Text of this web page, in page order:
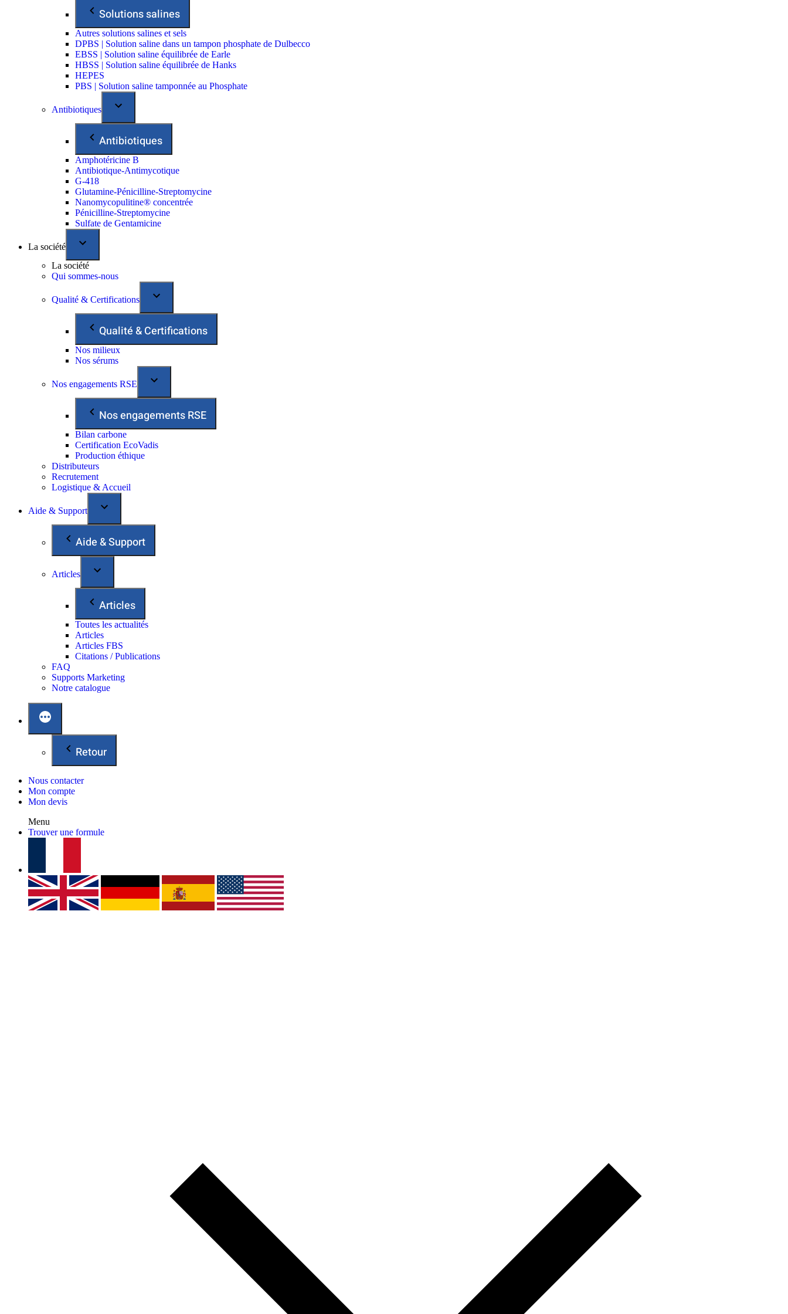
Solutions salines
Autres solutions salines et sels
DPBS | Solution saline dans un tampon phosphate de Dulbecco
EBSS | Solution saline équilibrée de Earle
HBSS | Solution saline équilibrée de Hanks
HEPES
PBS | Solution saline tamponnée au Phosphate
Antibiotiques
Antibiotiques
Amphotéricine B
Antibiotique-Antimycotique
G-418
Glutamine-Pénicilline-Streptomycine
Nanomycopulitine® concentrée
Pénicilline-Streptomycine
Sulfate de Gentamicine
La société
La société
Qui sommes-nous
Qualité & Certifications
Qualité & Certifications
Nos milieux
Nos sérums
Nos engagements RSE
Nos engagements RSE
Bilan carbone
Certification EcoVadis
Production éthique
Distributeurs
Recrutement
Logistique & Accueil
Aide & Support
Aide & Support
Articles
Articles
Toutes les actualités
Articles
Articles FBS
Citations / Publications
FAQ
Supports Marketing
Notre catalogue
Retour
Nous contacter
Mon compte
Mon devis
Menu
Trouver une formule